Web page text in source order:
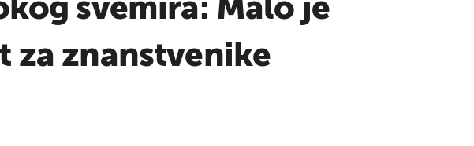
svemira: Malo je
za znanstvenike